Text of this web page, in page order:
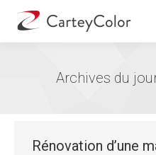
Archives du
Rénovation d’une